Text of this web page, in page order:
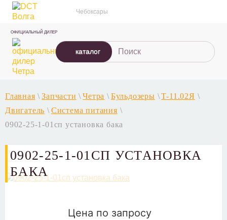
Чебоксары
ОФИЦИАЛЬНЫЙ ДИЛЕР
каталог
Главная \ Запчасти \ Четра \ Бульдозеры \ T-11.02Я \
Двигатель \ Система питания \
0902-25-1-01сп установка бака
0902-25-1-01СП УСТАНОВКА
БАКА
Цена по запросу